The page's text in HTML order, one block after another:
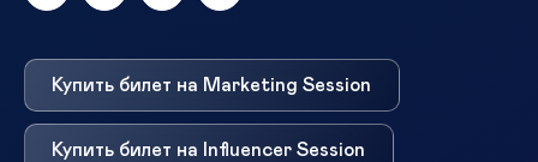
Купить билет на Marketing Session
Купить билет на Influencer Session